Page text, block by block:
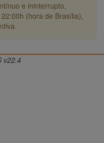
e ininterrupto,
(hora de Brasília),
v22.4